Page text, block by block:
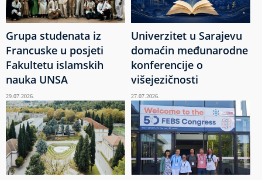
Grupa studenata iz
Francuske u posjeti
Fakultetu islamskih
nauka UNSA
29.07.2026.
Univerzitet u Sarajevu
domaćin međunarodne
konferencije o
višejezičnosti
27.07.2026.